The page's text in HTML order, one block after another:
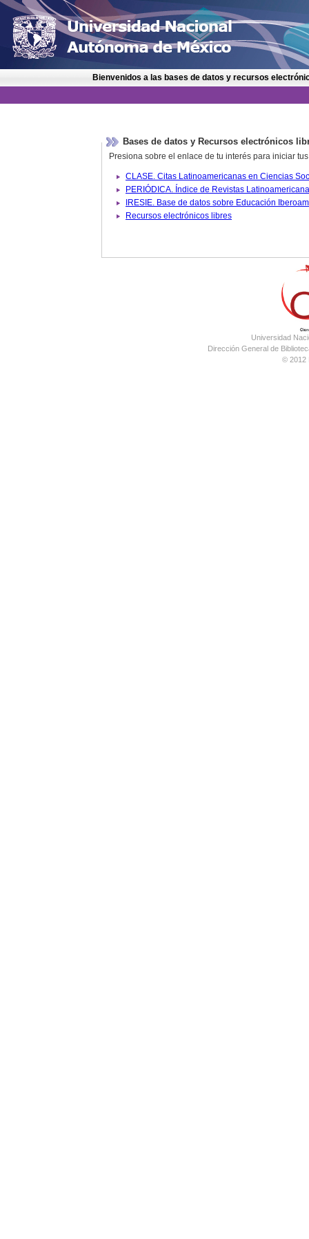
Bienvenidos a las bases de datos y recursos
Bases de datos y Recursos electrónicos
Presiona sobre el enlace de tu interés para iniciar
IRESIE. Base de datos
Recursos electrónicos libres
Universidad
Dirección General de
© 2012